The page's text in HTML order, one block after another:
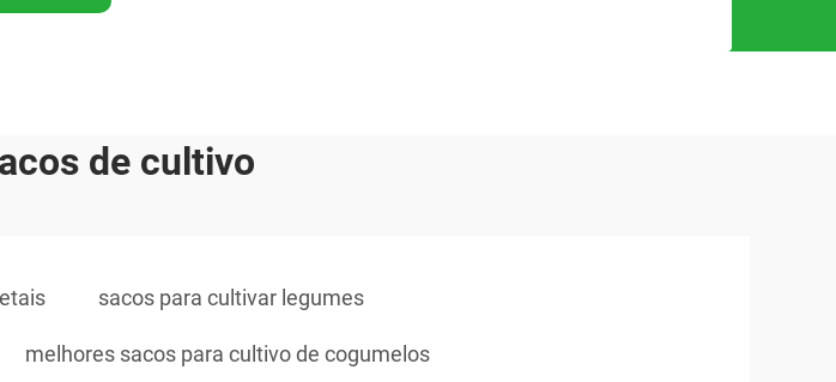
de cultivo
sacos para cultivar legumes
melhores sacos para cultivo de cogumelos